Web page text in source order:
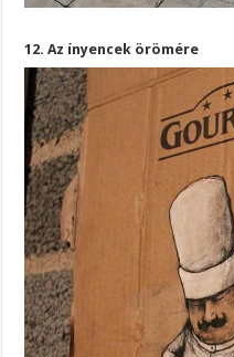
12. Az ínyencek örömére